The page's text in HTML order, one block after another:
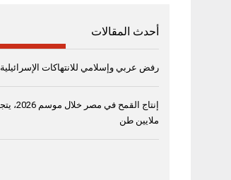
أحدث المقالات
رفض عربي وإسلامي للانتهاكات الإسرائيلية
ملايين طن